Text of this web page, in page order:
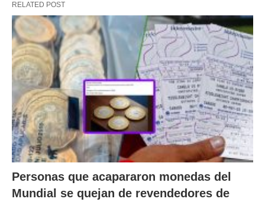
RELATED POST
Personas que acapararon monedas del
Mundial se quejan de revendedores de